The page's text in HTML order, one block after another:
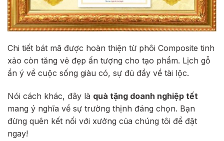
Chi tiết bát mã được hoàn thiện từ phôi Composite tinh
xảo còn tăng vẻ đẹp ấn tượng cho tạo phẩm. Lịch gỗ
ẩn ý về cuộc sống giàu có, sự đủ đầy về tài lộc.
Nói cách khác, đây là quà tặng doanh nghiệp tết
mang ý nghĩa về sự trường thịnh đáng chọn. Bạn
đừng quên kết nối với xưởng của chúng tôi để đặt
ngay!